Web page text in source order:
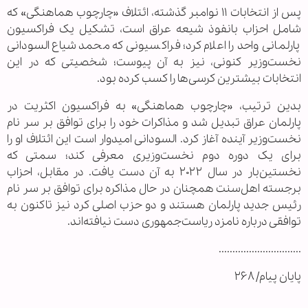
پس از انتخابات ۱۱ نوامبر گذشته، ائتلاف «چارچوب هماهنگی» که
شامل احزاب بانفوذ شیعه عراق است، تشکیل یک فراکسیون
پارلمانی واحد را اعلام کرد؛ فراکسیونی که محمد شیاع السودانی
نخست‌وزیر کنونی، نیز به آن پیوست؛ شخصیتی که در این
انتخابات بیشترین کرسی‌ها را کسب کرده بود.
بدین ترتیب، «چارچوب هماهنگی» به فراکسیون اکثریت در
پارلمان عراق تبدیل شد و مذاکرات خود را برای توافق بر سر نام
نخست‌وزیر آینده آغاز کرد. السودانی امیدوار است این ائتلاف او را
برای یک دوره دوم نخست‌وزیری معرفی کند؛ سمتی که
نخستین‌بار در سال ۲۰۲۲ به آن دست یافت. در مقابل، احزاب
برجسته اهل‌سنت همچنان در حال مذاکره برای توافق بر سر نام
رئیس جدید پارلمان هستند و دو حزب اصلی کرد نیز تاکنون به
توافقی درباره نامزد ریاست‌جمهوری دست نیافته‌اند.
..............................
پایان پیام/ ۲۶۸